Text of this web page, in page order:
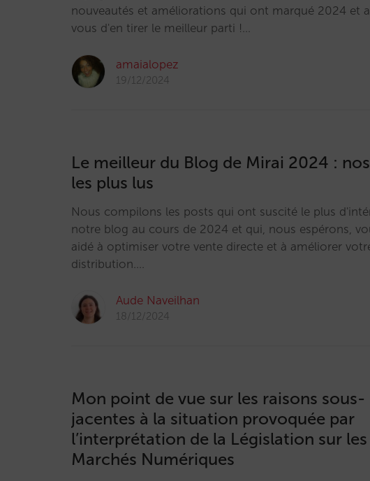
nouveautés et améliorations qui ont marqué 2024 et
vous d'en tirer le meilleur parti !…
amaialopez
19/12/2024
Le meilleur du Blog de Mirai 2024 :
les plus lus
Nous compilons les posts qui ont suscité le plus
notre blog au cours de 2024 et qui, nous espérons,
aidé à optimiser votre vente directe et à améliorer
distribution.…
Aude Naveilhan
18/12/2024
Mon point de vue sur les raisons sous-
jacentes à la situation provoquée par
l’interprétation de la Législation sur les
Marchés Numériques